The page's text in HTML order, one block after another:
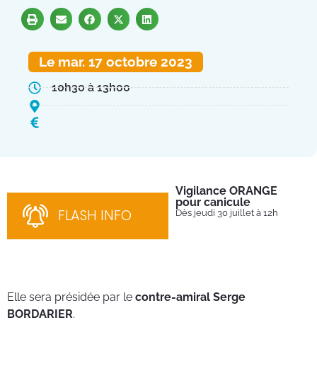
Le mar. 17 octobre 2023
10h30 à 13h00
FLASH INFO
Vigilance ORANGE
pour canicule
Dès jeudi 30 juillet à 12h
Elle sera présidée par le contre-amiral Serge
BORDARIER.